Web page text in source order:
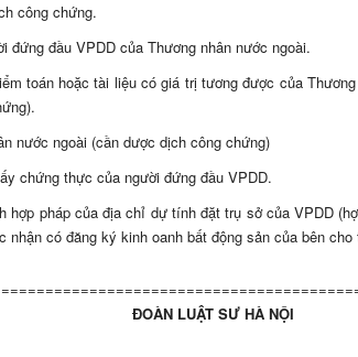
công chứng.
đứng đầu VPDD của Thương nhân nước ngoài.
toán hoặc tài liệu có giá trị tương được của
nước ngoài (cần dược dịch công chứng)
chứng thực của người đứng đầu VPDD.
hợp pháp của địa chỉ dự tính đặt trụ sở của VPDD
nhận có đăng ký kinh oanh bất động sản của bên cho
ĐOÀN LUẬT SƯ HÀ NỘI